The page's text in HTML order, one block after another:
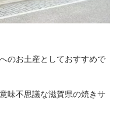
のお土産としておすすめで
味不思議な滋賀県の焼きサ